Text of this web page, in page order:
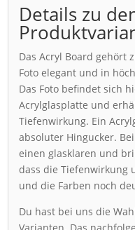
Details zu
Das Acryl Board gehört
Foto elegant und in
Das Foto befindet sich
Acrylglasplatte und
Tiefenwirkung. Ein
absoluter Hingucker.
einen glasklaren und
dass die Tiefenwirkung
und die Farben noch
Du hast bei uns die